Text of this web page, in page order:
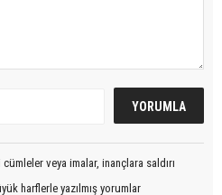
veya imalar, inançlara saldırı
harflerle yazılmış yorumlar